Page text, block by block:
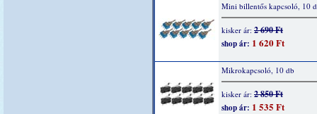
Mini billentős kapcsoló, 10
kisker ár: 2 690 Ft
shop ár: 1 620 Ft
Mikrokapcsoló, 10 db
kisker ár: 2 850 Ft
shop ár: 1 535 Ft